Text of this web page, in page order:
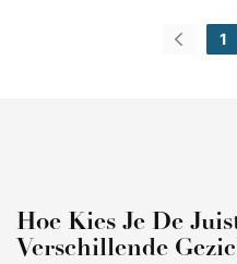
uitzonderlijke schittering,
1
Hoe Kies Je De
Verschillende